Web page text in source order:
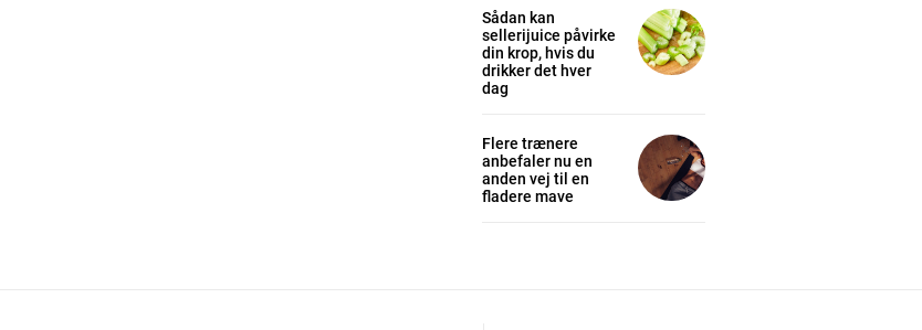
/ year
Sådan kan
sellerijuice påvirke
din krop, hvis du
drikker det hver
dag
Flere trænere
anbefaler nu en
anden vej til en
fladere mave